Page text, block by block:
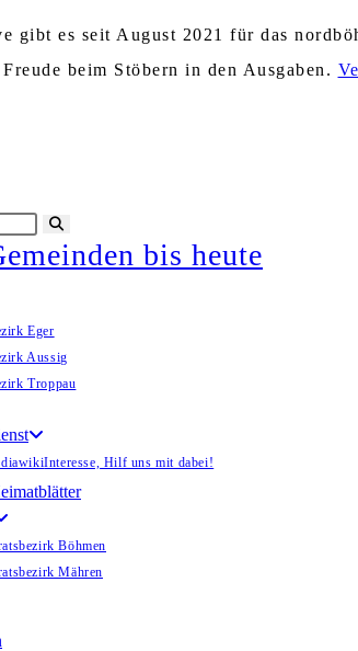
gibt es seit August 2021 für das
beim Stöbern in den Ausgaben.
starten
bis heute
Eger
Aussig
Troppau
Interesse, Hilf uns mit dabei!
Böhmen
Mähren